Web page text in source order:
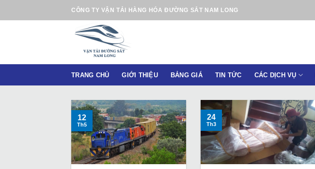
n
CÔNG TY VẬN TẢI HÀNG HÓA ĐƯỜNG SẮT NAM LONG
TRANG CHỦ GIỚI THIỆU BẢNG GIÁ TIN TỨC CÁC DỊCH VỤ
12
Th5
24
Th3